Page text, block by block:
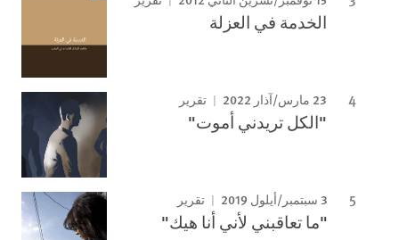
الخدمة في العزلة
23 مارس/آذار 2022 تقرير
"الكل تريدني أموت"
3 سبتمبر/أيلول 2019 تقرير
"ما تعاقبني لأني أنا هيك"